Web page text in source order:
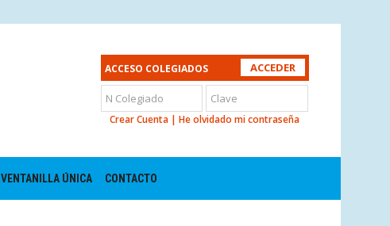
ACCESO COLEGIADOS
Crear Cuenta |He olvidado mi contraseña
VENTANILLA ÚNICA CONTACTO